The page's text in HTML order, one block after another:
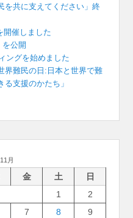
を共に支えてください」終
開催しました
公開
ングを始めました
界難民の日:日本と世界で難
支援のかたち」
月
金 土
日
1
2
7 8
9